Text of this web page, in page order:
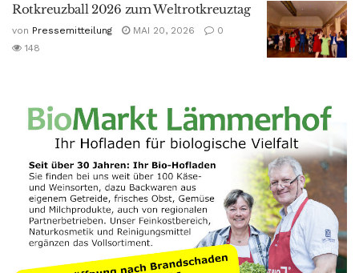
Rotkreuzball 2026 zum Weltrotkreuztag
von Pressemitteilung MAI 20, 2026
0
148